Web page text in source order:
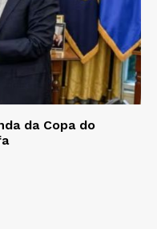
da Copa do